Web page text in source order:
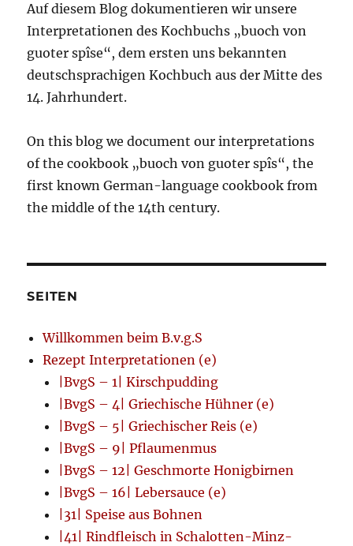
Auf diesem Blog dokumentieren wir unsere
Interpretationen des Kochbuchs „buoch von
guoter spîse“, dem ersten uns bekannten
deutschsprachigen Kochbuch aus der Mitte des
14. Jahrhundert.
On this blog we document our interpretations
of the cookbook „buoch von guoter spîs“, the
first known German-language cookbook from
the middle of the 14th century.
SEITEN
Willkommen beim B.v.g.S
Rezept Interpretationen (e)
|BvgS – 1| Kirschpudding
|BvgS – 4| Griechische Hühner (e)
|BvgS – 5| Griechischer Reis (e)
|BvgS – 9| Pflaumenmus
|BvgS – 12| Geschmorte Honigbirnen
|BvgS – 16| Lebersauce (e)
|31| Speise aus Bohnen
|41| Rindfleisch in Schalotten-Minz-